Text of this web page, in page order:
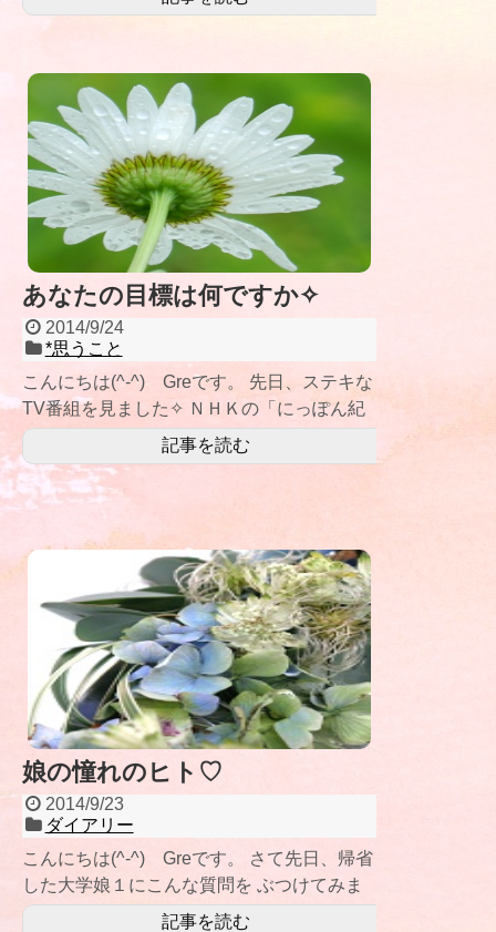
あなたの目標は何ですか✧
2014/9/24
*思うこと
こんにちは(^-^) Greです。 先日、ステキな
TV番組を見ました✧ ＮＨＫの「にっぽん紀
行〜励ましの坂を登りきれ！」
記事を読む
娘の憧れのヒト♡
2014/9/23
ダイアリー
こんにちは(^-^) Greです。 さて先日、帰省
した大学娘１にこんな質問を ぶつけてみま
した。 母「かっこいい先輩とか憧
記事を読む